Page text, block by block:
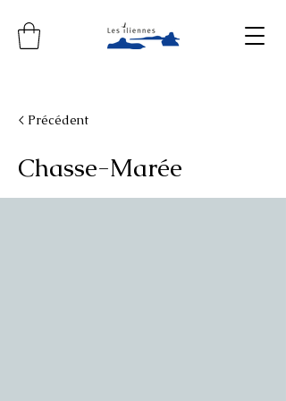
< Précédent
Chasse-Marée